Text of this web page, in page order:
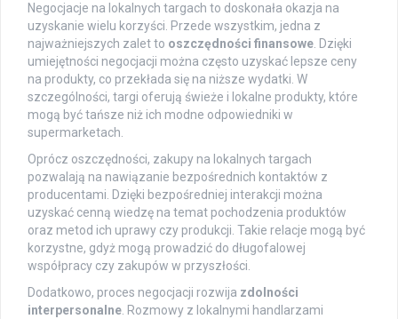
Negocjacje na lokalnych targach to doskonała okazja na
uzyskanie wielu korzyści. Przede wszystkim, jedna z
najważniejszych zalet to oszczędności finansowe. Dzięki
umiejętności negocjacji można często uzyskać lepsze ceny
na produkty, co przekłada się na niższe wydatki. W
szczególności, targi oferują świeże i lokalne produkty, które
mogą być tańsze niż ich modne odpowiedniki w
supermarketach.
Oprócz oszczędności, zakupy na lokalnych targach
pozwalają na nawiązanie bezpośrednich kontaktów z
producentami. Dzięki bezpośredniej interakcji można
uzyskać cenną wiedzę na temat pochodzenia produktów
oraz metod ich uprawy czy produkcji. Takie relacje mogą być
korzystne, gdyż mogą prowadzić do długofalowej
współpracy czy zakupów w przyszłości.
Dodatkowo, proces negocjacji rozwija zdolności
interpersonalne. Rozmowy z lokalnymi handlarzami